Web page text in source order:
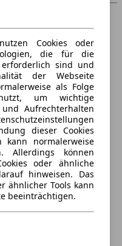
Cookies oder
die für die
sind und
der Webseite
als Folge
um wichtige
Aufrechterhalten
dieser Cookies
kann normalerweise
Allerdings können
oder ähnliche
hinweisen. Das
ähnlicher Tools kann
beeinträchtigen.